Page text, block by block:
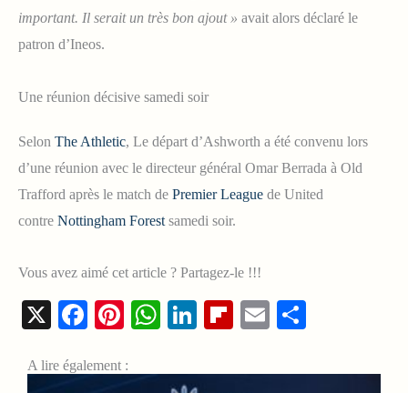
important. Il serait un très bon ajout » avait alors déclaré le
patron d’Ineos.
Une réunion décisive samedi soir
Selon The Athletic, Le départ d’Ashworth a été convenu lors
d’une réunion avec le directeur général Omar Berrada à Old
Trafford après le match de Premier League de United
contre Nottingham Forest samedi soir.
Vous avez aimé cet article ? Partagez-le !!!
X Facebook
Pinterest
WhatsApp
LinkedIn
Flipboard
Email
A lire également :